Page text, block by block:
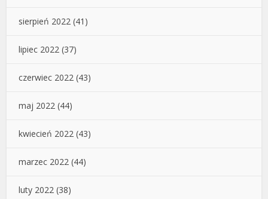
sierpień 2022 (41)
lipiec 2022 (37)
czerwiec 2022 (43)
maj 2022 (44)
kwiecień 2022 (43)
marzec 2022 (44)
luty 2022 (38)